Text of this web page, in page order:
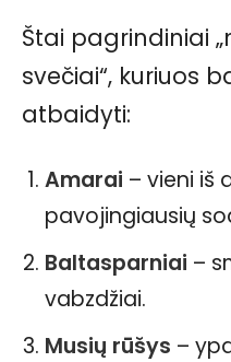
Štai pagrindiniai
svečiai“, kuriuos
atbaidyti:
Amarai – vieni iš
pavojingiausių
Baltasparniai –
vabzdžiai.
Musių rūšys –